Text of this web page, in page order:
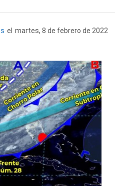
el martes, 8 de febrero de 2022